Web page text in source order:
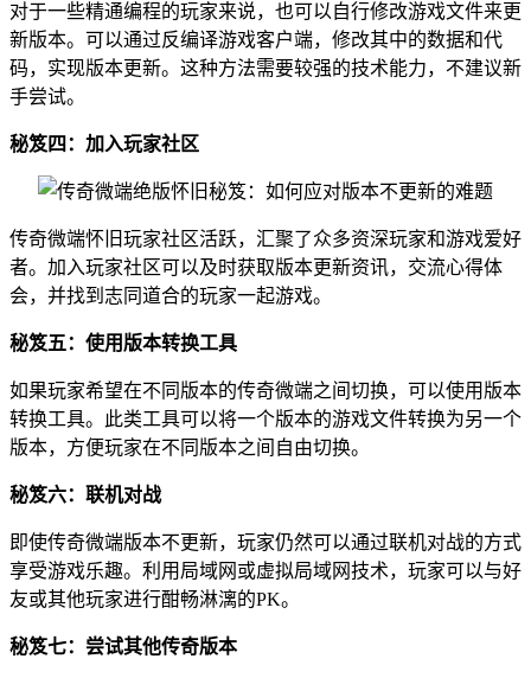
对于一些精通编程的玩家来说，也可以自行修改游戏文件来更
新版本。可以通过反编译游戏客户端，修改其中的数据和代
码，实现版本更新。这种方法需要较强的技术能力，不建议新
手尝试。
秘笈四：加入玩家社区
传奇微端怀旧玩家社区活跃，汇聚了众多资深玩家和游戏爱好
者。加入玩家社区可以及时获取版本更新资讯，交流心得体
会，并找到志同道合的玩家一起游戏。
秘笈五：使用版本转换工具
如果玩家希望在不同版本的传奇微端之间切换，可以使用版本
转换工具。此类工具可以将一个版本的游戏文件转换为另一个
版本，方便玩家在不同版本之间自由切换。
秘笈六：联机对战
即使传奇微端版本不更新，玩家仍然可以通过联机对战的方式
享受游戏乐趣。利用局域网或虚拟局域网技术，玩家可以与好
友或其他玩家进行酣畅淋漓的PK。
秘笈七：尝试其他传奇版本